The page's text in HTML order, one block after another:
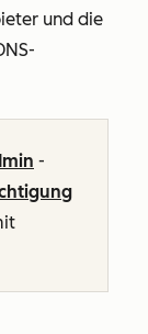
und die
-